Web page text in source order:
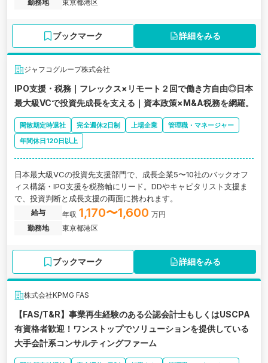
勤務地
東京都港区
ブックマーク 詳細をみる
ジャフコグループ株式会社
IPO支援・税務｜フレックス×リモート２回で働き方自由◎日本
最大級VCで投資先成長を支える｜資本政策×M&A税務を網羅。
閑散期定時退社 完全週休2日制 上場企業
管理職・マネージャー
年間休日120日以上
日本最大級VCの投資先支援部門で、成長企業5〜10社のバックオフ
ィス構築・IPO支援を税務軸にリード。DDやキャピタリスト支援ま
で、投資判断と成長支援の両面に携われます。
給与 年収 1,170〜1,600 万円
勤務地
東京都港区
ブックマーク 詳細をみる
株式会社KPMG FAS
【FAS/T&R】事業再生経験のある公認会計士もしくはUSCPA
有資格者歓迎！ワンストップでソリューションを提供している
大手会計系コンサルティングファーム